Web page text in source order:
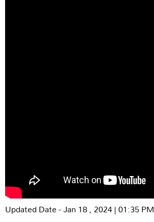
Updated Date - Jan 18 , 2024 | 01:35 PM